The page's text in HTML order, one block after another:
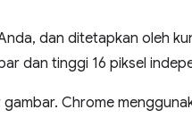
dan ditetapkan oleh
dan tinggi 16 piksel
Chrome